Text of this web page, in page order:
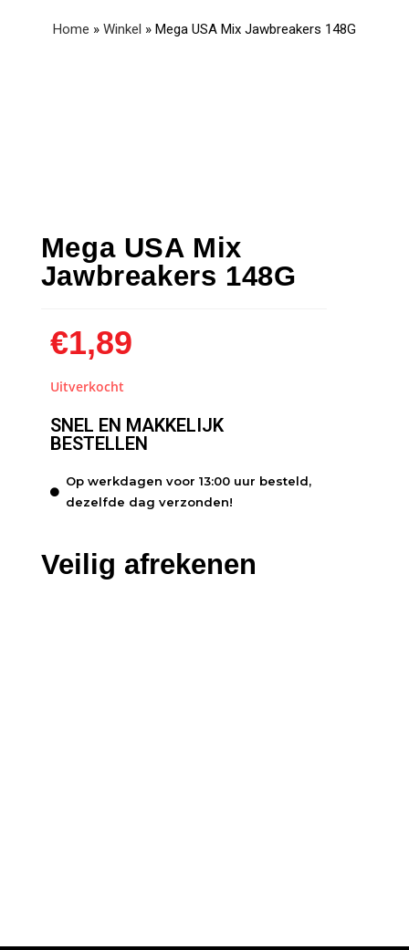
Home » Winkel » Mega USA Mix Jawbreakers 148G
Mega USA Mix
Jawbreakers 148G
€1,89
Uitverkocht
SNEL EN MAKKELIJK
BESTELLEN
Op werkdagen voor 13:00 uur besteld,
dezelfde dag verzonden!
Veilig afrekenen